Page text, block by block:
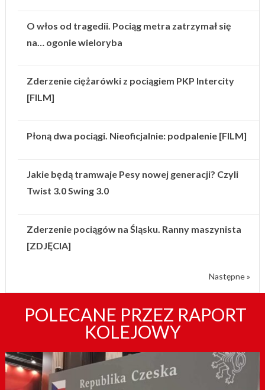
O włos od tragedii. Pociąg metra zatrzymał się
na… ogonie wieloryba
Zderzenie ciężarówki z pociągiem PKP Intercity
[FILM]
Płoną dwa pociągi. Nieoficjalnie: podpalenie [FILM]
Jakie będą tramwaje Pesy nowej generacji? Czyli
Twist 3.0 Swing 3.0
Zderzenie pociągów na Śląsku. Ranny maszynista
[ZDJĘCIA]
Następne »
POLECANE PRZEZ RAPORT
KOLEJOWY